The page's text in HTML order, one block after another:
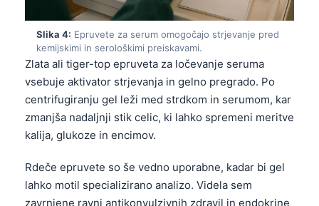
Slika 4: Epruvete za serum omogočajo strjevanje pred
kemijskimi in serološkimi preiskavami.
Zlata ali tiger-top epruveta za ločevanje seruma
vsebuje aktivator strjevanja in gelno pregrado. Po
centrifugiranju gel leži med strdkom in serumom, kar
zmanjša nadaljnji stik celic, ki lahko spremeni meritve
kalija, glukoze in encimov.
Rdeče epruvete so še vedno uporabne, kadar bi gel
lahko motil specializirano analizo. Videla sem
zavrnjene ravni antikonvulzivnih zdravil in endokrine